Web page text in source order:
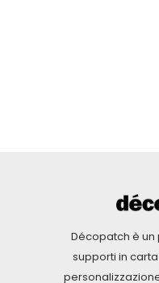
Décopatch è
supporti in